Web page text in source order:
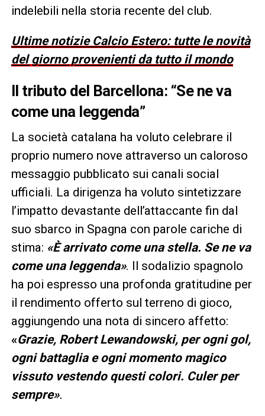
indelebili nella storia recente del club.
Ultime notizie Calcio Estero: tutte le novità
del giorno provenienti da tutto il mondo
Il tributo del Barcellona: “Se ne va
come una leggenda”
La società catalana ha voluto celebrare il
proprio numero nove attraverso un caloroso
messaggio pubblicato sui canali social
ufficiali. La dirigenza ha voluto sintetizzare
l’impatto devastante dell’attaccante fin dal
suo sbarco in Spagna con parole cariche di
stima: «È arrivato come una stella. Se ne va
come una leggenda». Il sodalizio spagnolo
ha poi espresso una profonda gratitudine per
il rendimento offerto sul terreno di gioco,
aggiungendo una nota di sincero affetto:
«Grazie, Robert Lewandowski, per ogni gol,
ogni battaglia e ogni momento magico
vissuto vestendo questi colori. Culer per
sempre».